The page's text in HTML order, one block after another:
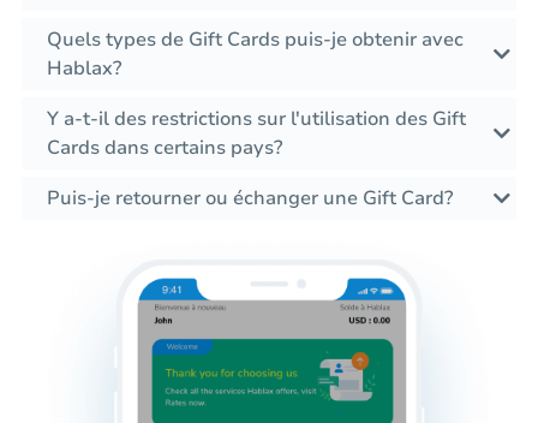
Quels types de Gift Cards puis-je obtenir avec
Hablax?
Y a-t-il des restrictions sur l'utilisation des Gift
Cards dans certains pays?
Puis-je retourner ou échanger une Gift Card?